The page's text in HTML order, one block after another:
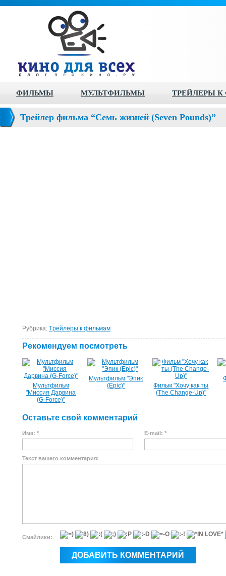
ФИЛЬМЫ МУЛЬТФИЛЬМЫ ТРЕЙЛЕРЫ
Трейлер фильма “Семь жизней (Seven Pounds)”
Рубрика: Tрейлеры к фильмам
Рекомендуем посмотреть
Мультфильм
"Миссия Дарвина
(G-Force)"
Мультфильм "Эпик
(Epic)"
Фильм "Хочу как ты
(The Change-Up)"
Оставьте свой комментарий
Имя: * E-mail: *
Текст вашего комментария:
Смайлики: